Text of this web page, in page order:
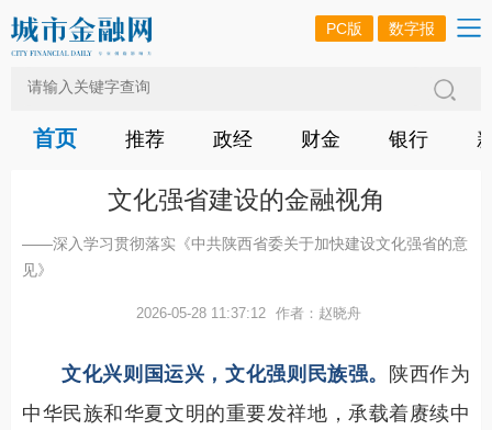
PC版 数字报
首页 推荐 政经 财金 银行
文化强省建设的金融视角
——深入学习贯彻落实《中共陕西省委关于加快建设文化强省的意
见》
2026-05-28 11:37:12 作者：赵晓舟
文化兴则国运兴，文化强则民族强。 陕西作为
中华民族和华夏文明的重要发祥地，承载着赓续中